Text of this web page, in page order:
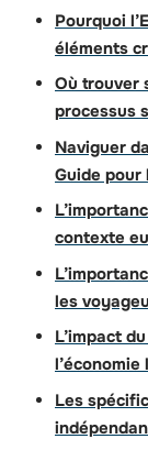
Pourquoi
éléments
Où trouver
processus
Naviguer
Guide pour
contexte
les
L’impact
l’économie
Les